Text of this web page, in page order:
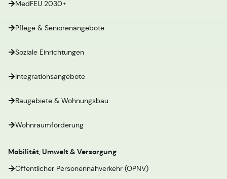
MedFEU 2030+
Pflege & Seniorenangebote
Soziale Einrichtungen
Integrationsangebote
Baugebiete & Wohnungsbau
Wohnraumförderung
Mobilität, Umwelt & Versorgung
Öffentlicher Personennahverkehr (ÖPNV)